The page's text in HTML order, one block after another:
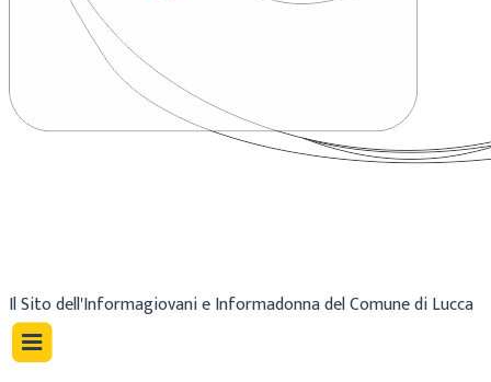
Il Sito dell'Informagiovani e Informadonna del Comune di Lucca